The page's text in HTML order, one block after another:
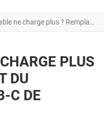
plus ? Remplacement du connecteur USB-C de charge
PLUS
DU
C DE